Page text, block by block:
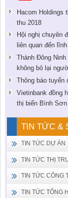
Hacom Holdings
thu 2018
Hội nghị chuyên
liên quan đến
Thành Đông
không bỏ lại
Thông báo tuyển
Vietinbank đồng
thị biển Bình
TIN TỨC &
TIN TỨC DỰ ÁN
TIN TỨC THỊ
TIN TỨC CÔNG
TIN TỨC TỔNG